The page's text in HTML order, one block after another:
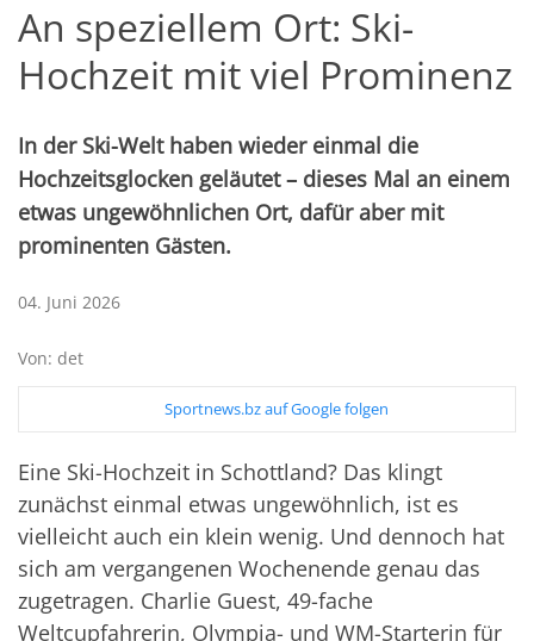
An speziellem Ort: Ski-
Hochzeit mit viel Prominenz
In der Ski-Welt haben wieder einmal die
Hochzeitsglocken geläutet – dieses Mal an einem
etwas ungewöhnlichen Ort, dafür aber mit
prominenten Gästen.
04. Juni 2026
Von: det
Sportnews.bz auf Google folgen
Eine Ski-Hochzeit in Schottland? Das klingt
zunächst einmal etwas ungewöhnlich, ist es
vielleicht auch ein klein wenig. Und dennoch hat
sich am vergangenen Wochenende genau das
zugetragen. Charlie Guest, 49-fache
Weltcupfahrerin, Olympia- und WM-Starterin für